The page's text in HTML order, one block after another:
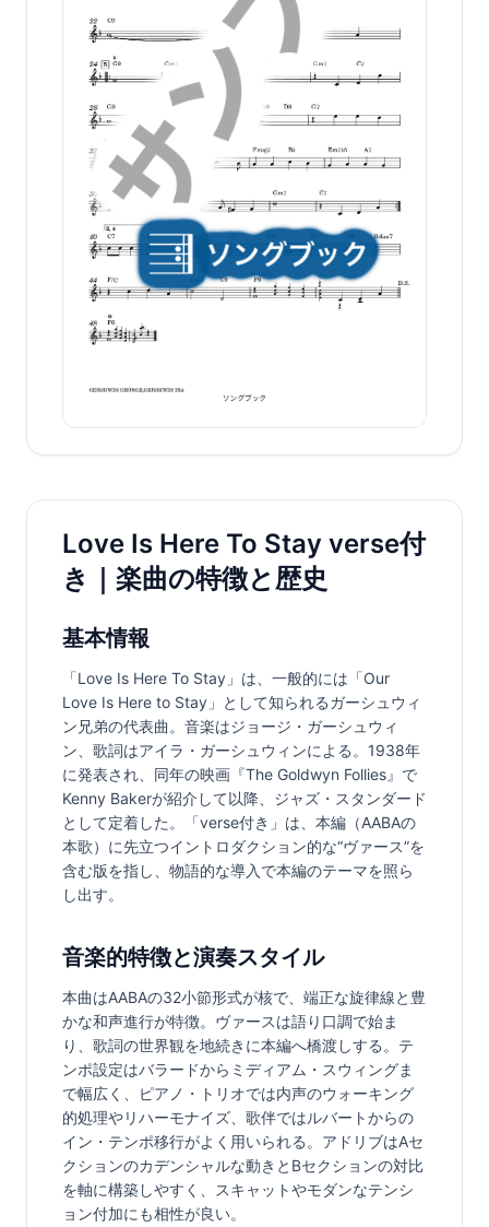
Love Is Here To Stay verse付
き｜楽曲の特徴と歴史
基本情報
「Love Is Here To Stay」は、一般的には「Our
Love Is Here to Stay」として知られるガーシュウィ
ン兄弟の代表曲。音楽はジョージ・ガーシュウィ
ン、歌詞はアイラ・ガーシュウィンによる。1938年
に発表され、同年の映画『The Goldwyn Follies』で
Kenny Bakerが紹介して以降、ジャズ・スタンダード
として定着した。「verse付き」は、本編（AABAの
本歌）に先立つイントロダクション的な“ヴァース”を
含む版を指し、物語的な導入で本編のテーマを照ら
し出す。
音楽的特徴と演奏スタイル
本曲はAABAの32小節形式が核で、端正な旋律線と豊
かな和声進行が特徴。ヴァースは語り口調で始ま
り、歌詞の世界観を地続きに本編へ橋渡しする。テ
ンポ設定はバラードからミディアム・スウィングま
で幅広く、ピアノ・トリオでは内声のウォーキング
的処理やリハーモナイズ、歌伴ではルバートからの
イン・テンポ移行がよく用いられる。アドリブはAセ
クションのカデンシャルな動きとBセクションの対比
を軸に構築しやすく、スキャットやモダンなテンシ
ョン付加にも相性が良い。